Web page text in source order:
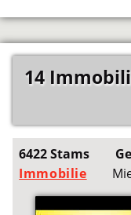
14
6422 Stams
Immobilie